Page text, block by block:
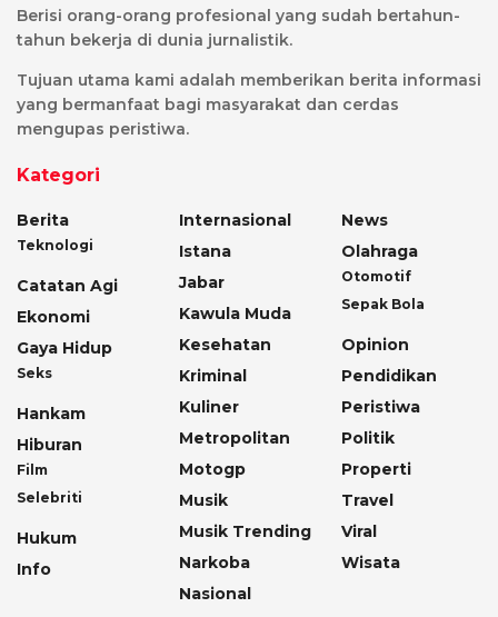
Berisi orang-orang profesional yang sudah bertahun-
tahun bekerja di dunia jurnalistik.
Tujuan utama kami adalah memberikan berita informasi
yang bermanfaat bagi masyarakat dan cerdas
mengupas peristiwa.
Kategori
Berita
Teknologi
Catatan Agi
Ekonomi
Gaya Hidup
Seks
Hankam
Hiburan
Film
Selebriti
Hukum
Info
Internasional
Istana
Jabar
Kawula Muda
Kesehatan
Kriminal
Kuliner
Metropolitan
Motogp
Musik
Musik Trending
Narkoba
Nasional
News
Olahraga
Otomotif
Sepak Bola
Opinion
Pendidikan
Peristiwa
Politik
Properti
Travel
Viral
Wisata